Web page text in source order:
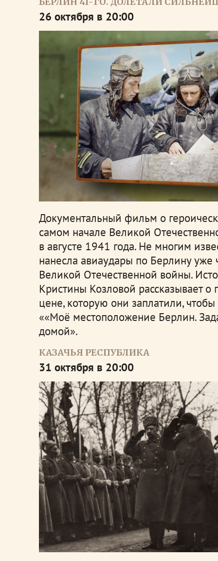
26 октября в 20:00
Документальный фильм о
самом начале Великой
в августе 1941 года. Не многим
нанесла авиаудары по Берлину уже
Великой Отечественной войны.
Кристины Козловой рассказывает о
цене, которую они заплатили,
««Моё местоположение Берлин.
домой».
КАЗАЧЬЯ РЕСПУБЛИКА
31 октября в 20:00